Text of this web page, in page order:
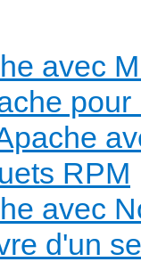
avec
RPM
avec
d'un